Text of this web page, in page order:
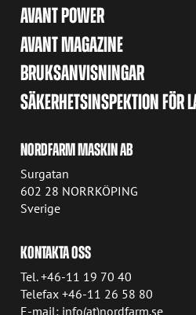
AVANT POWER
AVANT MAGAZINE
BRUKSANVISNINGAR
SÄKERHETSINSPEKTION FÖR
NORDFARM MASKIN AB
Surgatan
602 28 NORRKÖPING
Sverige
KONTAKTA OSS
Tel. +46-11 19 70 40
Telefax +46-11 26 58 80
E-mail: info(at)nordfarm.se